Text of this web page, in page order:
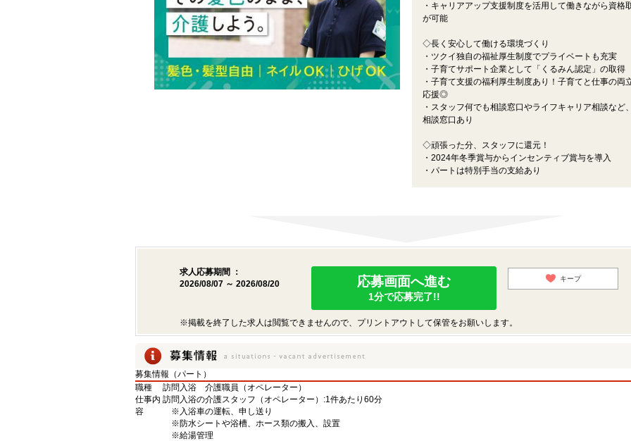
・キャリアアップ支援制度を活用して働きながら資格
が可能
◇長く安心して働ける環境づくり
・ツクイ独自の福祉厚生制度でプライベートも充実
・子育てサポート企業として「くるみん認定」の取得
・子育て支援の福利厚生制度あり！子育てと仕事の両
応援◎
・スタッフ何でも相談窓口やライフキャリア相談など
相談窓口あり
◇頑張った分、スタッフに還元！
・2024年冬季賞与からインセンティブ賞与を導入
・パートは特別手当の支給あり
求人応募期間 ：
2026/08/07 ～ 2026/08/20
応募画面へ進む
1分で応募完了!!
キープ
※掲載を終了した求人は閲覧できませんので、プリントアウトして保管をお願いします。
募集情報（パート）
職種
訪問入浴 介護職員（オペレーター）
仕事内
容
訪問入浴の介護スタッフ（オペレーター）:1件あたり60分
※入浴車の運転、申し送り
※防水シートや浴槽、ホース類の搬入、設置
※給湯管理